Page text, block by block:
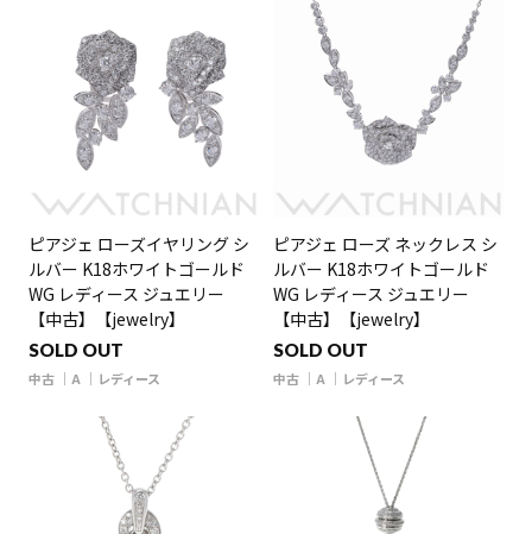
ピアジェ ローズイヤリング シ
ルバー K18ホワイトゴールド
WG レディース ジュエリー
【中古】【jewelry】
SOLD OUT
中古 A レディース
ピアジェ ローズ ネックレス シ
ルバー K18ホワイトゴールド
WG レディース ジュエリー
【中古】【jewelry】
SOLD OUT
中古 A レディース